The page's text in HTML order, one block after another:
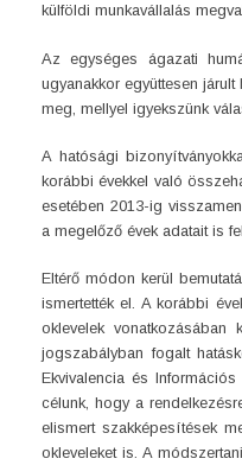
külföldi munkavállalás
Az egységes ágazati
ugyanakkor együttesen
meg, mellyel igyekszünk
A hatósági
korábbi évekkel való
esetében 2013-ig
a megelőző évek adatait is
Eltérő módon kerül
ismertették el. A korábbi
oklevelek
jogszabályban fogalt
Ekvivalencia és
célunk, hogy a
elismert szakképesítések
okleveleket is. A